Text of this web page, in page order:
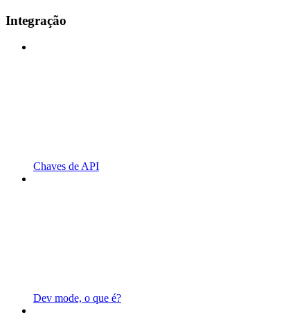
Integração
Chaves de API
Dev mode, o que é?